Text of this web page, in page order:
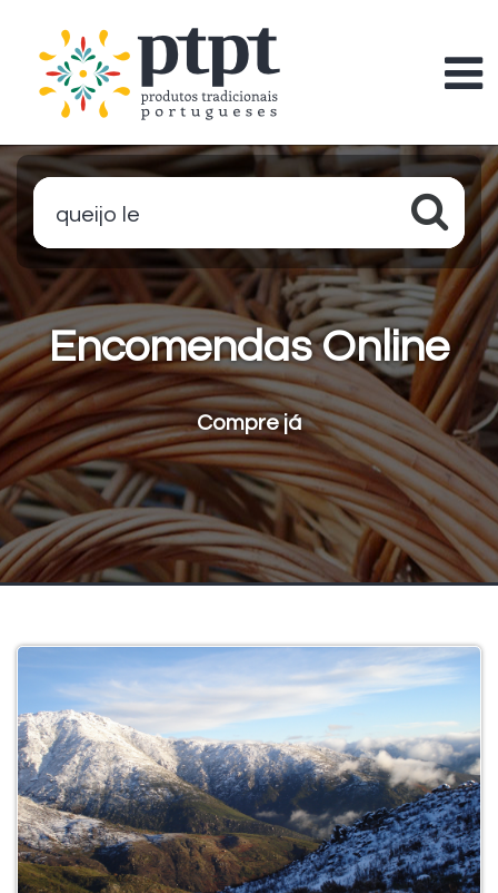
queijo leite
Encomendas Online
Compre já